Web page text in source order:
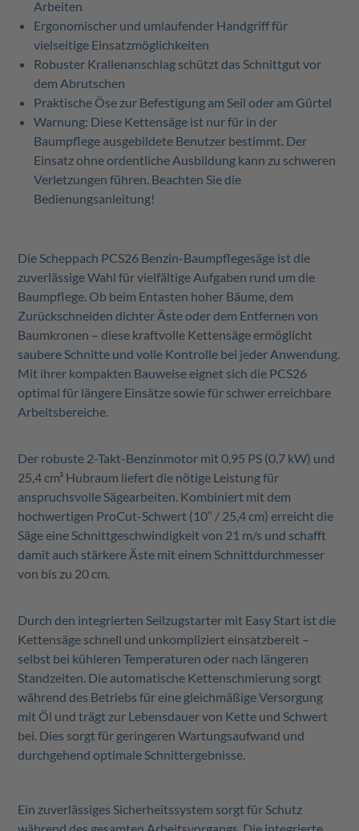
Arbeiten
Ergonomischer und umlaufender Handgriff für
vielseitige Einsatzmöglichkeiten
Robuster Krallenanschlag schützt das Schnittgut vor
dem Abrutschen
Praktische Öse zur Befestigung am Seil oder am Gürtel
Warnung: Diese Kettensäge ist nur für in der
Baumpflege ausgebildete Benutzer bestimmt. Der
Einsatz ohne ordentliche Ausbildung kann zu schweren
Verletzungen führen. Beachten Sie die
Bedienungsanleitung!
Die Scheppach PCS26 Benzin-Baumpflegesäge ist die
zuverlässige Wahl für vielfältige Aufgaben rund um die
Baumpflege. Ob beim Entasten hoher Bäume, dem
Zurückschneiden dichter Äste oder dem Entfernen von
Baumkronen – diese kraftvolle Kettensäge ermöglicht
saubere Schnitte und volle Kontrolle bei jeder Anwendung.
Mit ihrer kompakten Bauweise eignet sich die PCS26
optimal für längere Einsätze sowie für schwer erreichbare
Arbeitsbereiche.
Der robuste 2-Takt-Benzinmotor mit 0,95 PS (0,7 kW) und
25,4 cm³ Hubraum liefert die nötige Leistung für
anspruchsvolle Sägearbeiten. Kombiniert mit dem
hochwertigen ProCut-Schwert (10‘‘ / 25,4 cm) erreicht die
Säge eine Schnittgeschwindigkeit von 21 m/s und schafft
damit auch stärkere Äste mit einem Schnittdurchmesser
von bis zu 20 cm.
Durch den integrierten Seilzugstarter mit Easy Start ist die
Kettensäge schnell und unkompliziert einsatzbereit –
selbst bei kühleren Temperaturen oder nach längeren
Standzeiten. Die automatische Kettenschmierung sorgt
während des Betriebs für eine gleichmäßige Versorgung
mit Öl und trägt zur Lebensdauer von Kette und Schwert
bei. Dies sorgt für geringeren Wartungsaufwand und
durchgehend optimale Schnittergebnisse.
Ein zuverlässiges Sicherheitssystem sorgt für Schutz